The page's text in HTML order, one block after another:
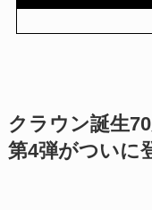
クラウン誕生
第4弾がついに